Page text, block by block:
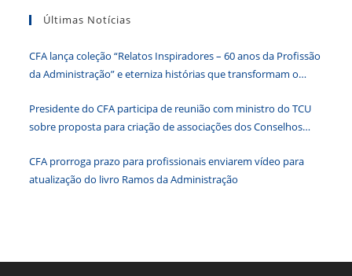
o
Últimas Notícias
CFA lança coleção “Relatos Inspiradores – 60 anos da Profissão
da Administração” e eterniza histórias que transformam o
Presidente do CFA participa de reunião com ministro do TCU
sobre proposta para criação de associações dos Conselhos
CFA prorroga prazo para profissionais enviarem vídeo para
atualização do livro Ramos da Administração